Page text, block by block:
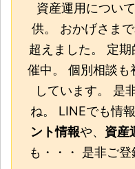
資産運用につい
供。 おかげさま
超えました。 定
催中。 個別相談
しています。 是
ね。 LINEでも情
ント情報や、 資産
も・・・ 是非ご